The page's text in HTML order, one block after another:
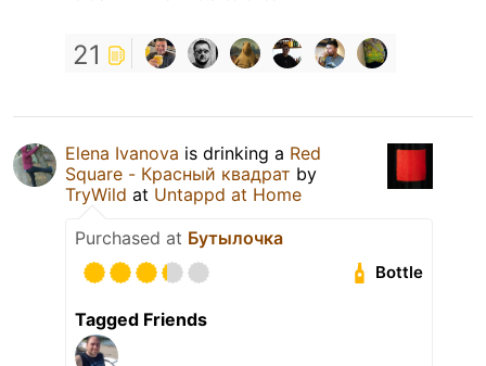
21
Elena Ivanova is drinking a Red
Square - Красный квадрат by
TryWild at Untappd at Home
Purchased at Бутылочка
Bottle
Tagged Friends